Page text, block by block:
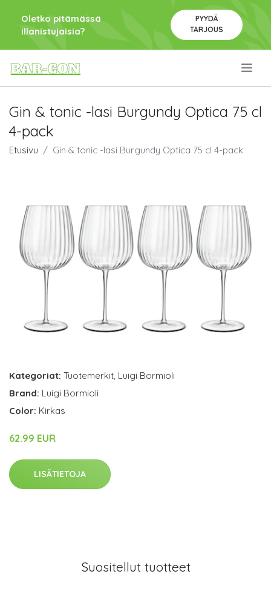
Oletko pitämässä
illanistujaisia?
PYYDÄ
TARJOUS
Gin & tonic -lasi Burgundy Optica 75 cl
4-pack
Etusivu Gin & tonic -lasi Burgundy Optica 75 cl 4-pack
Kategoriat: Tuotemerkit, Luigi Bormioli
Brand: Luigi Bormioli
Color: Kirkas
62.99 EUR
LISÄTIETOJA
Suositellut tuotteet